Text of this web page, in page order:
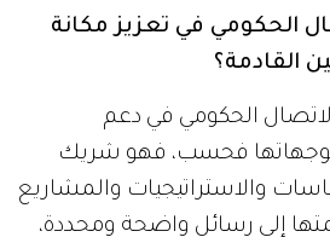
الحكومي في تعزيز مكانة
القادمة؟
الحكومي في دعم
فحسب، فهو شريك
والاستراتيجيات والمشاريع
إلى رسائل واضحة ومحددة،